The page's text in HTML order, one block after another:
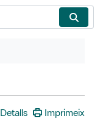
Detalls Imprimeix